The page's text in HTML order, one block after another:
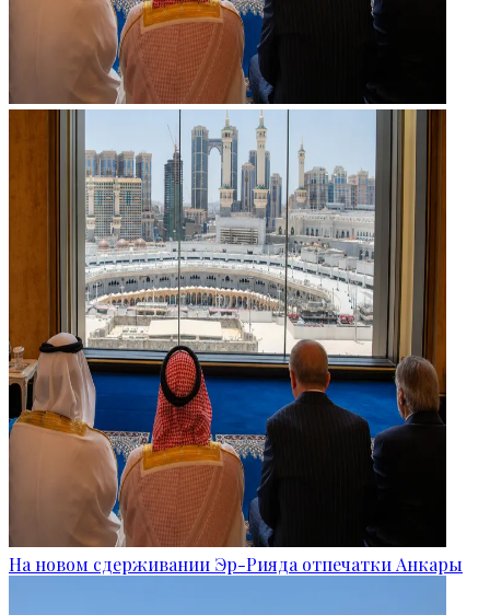
На новом сдерживании Эр-Рияда отпечатки Анкары